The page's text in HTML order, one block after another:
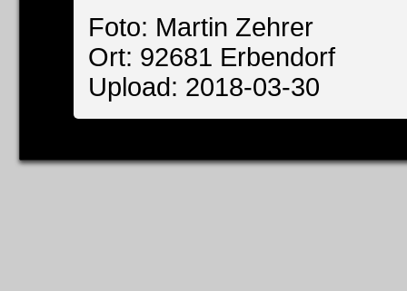
Foto: Martin Zehrer
Ort: 92681 Erbendorf
Upload: 2018-03-30